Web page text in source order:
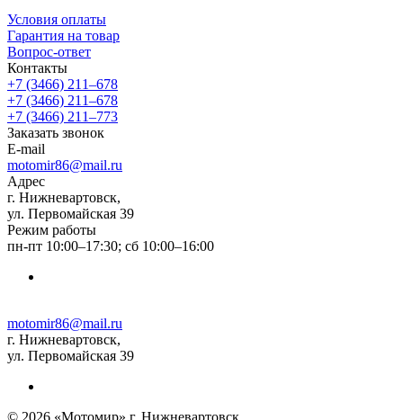
Условия оплаты
Гарантия на товар
Вопрос-ответ
Контакты
+7 (3466) 211‒678
+7 (3466) 211‒678
+7 (3466) 211‒773
Заказать звонок
E-mail
motomir86@mail.ru
Адрес
г. Нижневартовск,
ул. Первомайская 39
Режим работы
пн-пт 10:00–17:30; сб 10:00–16:00
motomir86@mail.ru
г. Нижневартовск,
ул. Первомайская 39
© 2026 «Мотомир» г. Нижневартовск